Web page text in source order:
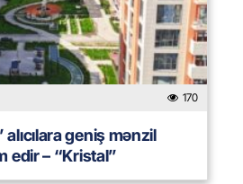
170
alıcılara geniş mənzil
edir – “Kristal”